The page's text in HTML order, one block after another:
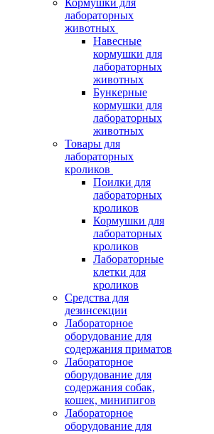
Кормушки для
лабораторных
животных
Навесные
кормушки для
лабораторных
животных
Бункерные
кормушки для
лабораторных
животных
Товары для
лабораторных
кроликов
Поилки для
лабораторных
кроликов
Кормушки для
лабораторных
кроликов
Лабораторные
клетки для
кроликов
Средства для
дезинсекции
Лабораторное
оборудование для
содержания приматов
Лабораторное
оборудование для
содержания собак,
кошек, минипигов
Лабораторное
оборудование для